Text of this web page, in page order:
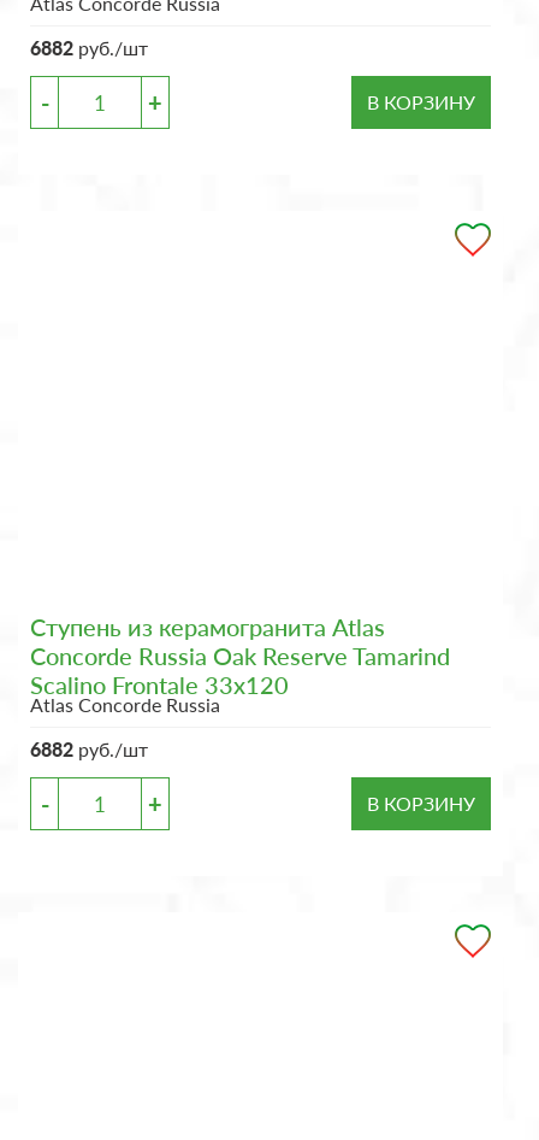
6882 руб./шт
- + В КОРЗИНУ
Ступень из керамогранита Atlas
Concorde Russia Oak Reserve Tamarind
Scalino Frontale 33x120
Atlas Concorde Russia
6882 руб./шт
- + В КОРЗИНУ